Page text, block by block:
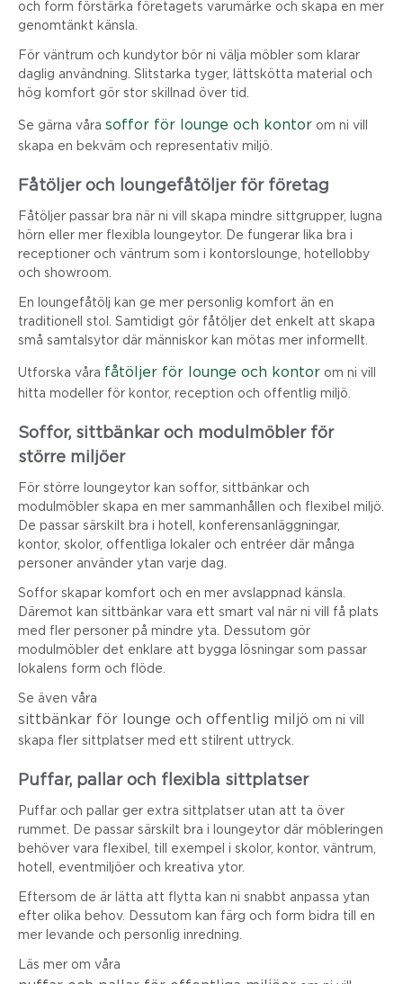
och form förstärka företagets varumärke och skapa en mer
genomtänkt känsla.
För väntrum och kundytor bör ni välja möbler som klarar
daglig användning. Slitstarka tyger, lättskötta material och
hög komfort gör stor skillnad över tid.
Se gärna våra soffor för lounge och kontor om ni vill
skapa en bekväm och representativ miljö.
Fåtöljer och loungefåtöljer för företag
Fåtöljer passar bra när ni vill skapa mindre sittgrupper, lugna
hörn eller mer flexibla loungeytor. De fungerar lika bra i
receptioner och väntrum som i kontorslounge, hotellobby
och showroom.
En loungefåtölj kan ge mer personlig komfort än en
traditionell stol. Samtidigt gör fåtöljer det enkelt att skapa
små samtalsytor där människor kan mötas mer informellt.
Utforska våra fåtöljer för lounge och kontor om ni vill
hitta modeller för kontor, reception och offentlig miljö.
Soffor, sittbänkar och modulmöbler för
större miljöer
För större loungeytor kan soffor, sittbänkar och
modulmöbler skapa en mer sammanhållen och flexibel miljö.
De passar särskilt bra i hotell, konferensanläggningar,
kontor, skolor, offentliga lokaler och entréer där många
personer använder ytan varje dag.
Soffor skapar komfort och en mer avslappnad känsla.
Däremot kan sittbänkar vara ett smart val när ni vill få plats
med fler personer på mindre yta. Dessutom gör
modulmöbler det enklare att bygga lösningar som passar
lokalens form och flöde.
Se även våra
sittbänkar för lounge och offentlig miljö om ni vill
skapa fler sittplatser med ett stilrent uttryck.
Puffar, pallar och flexibla sittplatser
Puffar och pallar ger extra sittplatser utan att ta över
rummet. De passar särskilt bra i loungeytor där möbleringen
behöver vara flexibel, till exempel i skolor, kontor, väntrum,
hotell, eventmiljöer och kreativa ytor.
Eftersom de är lätta att flytta kan ni snabbt anpassa ytan
efter olika behov. Dessutom kan färg och form bidra till en
mer levande och personlig inredning.
Läs mer om våra